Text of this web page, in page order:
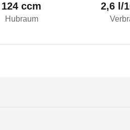
124 ccm
Hubraum
2,6 l/